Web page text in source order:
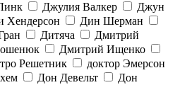
Джулия Валкер
Джун
Хендерсон
Дин Шерман
Дитяча
Дмитрий
Дмитрий Ищенко
Решетник
доктор Эмерсон
Дон Девельт
Дон